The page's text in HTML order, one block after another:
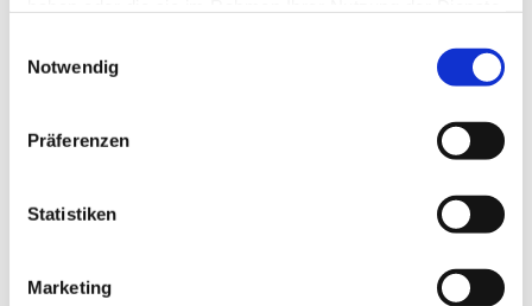
Notwendig
Präferenzen
Statistiken
Marketing